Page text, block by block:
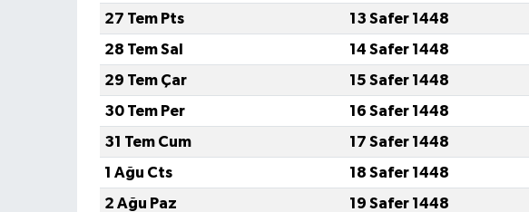
27 Tem Pts
13 Safer 1448
28 Tem Sal
14 Safer 1448
29 Tem Çar
15 Safer 1448
30 Tem Per
16 Safer 1448
31 Tem Cum
17 Safer 1448
1 Ağu Cts
18 Safer 1448
2 Ağu Paz
19 Safer 1448